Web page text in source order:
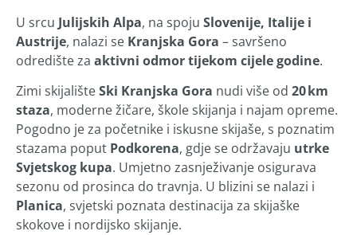
U srcu Julijskih Alpa, na spoju Slovenije, Italije i
Austrije, nalazi se Kranjska Gora – savršeno
odredište za aktivni odmor tijekom cijele godine.
Zimi skijališteSki Kranjska Gora nudi više od 20 km
staza, moderne žičare, škole skijanja i najam opreme.
Pogodno je za početnike i iskusne skijaše, s poznatim
stazama poput Podkorena, gdje se održavaju utrke
Svjetskog kupa. Umjetno zasnježivanje osigurava
sezonu od prosinca do travnja. U blizini se nalazi i
Planica, svjetski poznata destinacija za skijaške
skokove i nordijsko skijanje.